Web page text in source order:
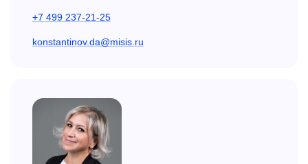
+7 499 237-21-25
konstantinov.da@misis.ru